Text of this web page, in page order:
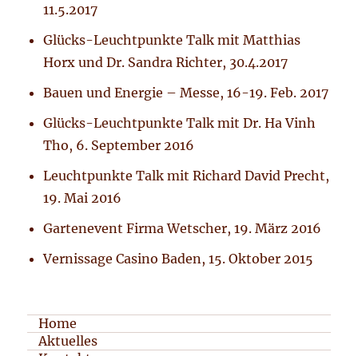
11.5.2017
Glücks-Leuchtpunkte Talk mit Matthias
Horx und Dr. Sandra Richter, 30.4.2017
Bauen und Energie – Messe, 16-19. Feb. 2017
Glücks-Leuchtpunkte Talk mit Dr. Ha Vinh
Tho, 6. September 2016
Leuchtpunkte Talk mit Richard David Precht,
19. Mai 2016
Gartenevent Firma Wetscher, 19. März 2016
Vernissage Casino Baden, 15. Oktober 2015
Home
Aktuelles